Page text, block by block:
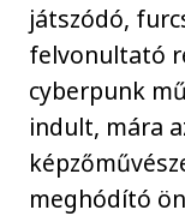
játszódó,
felvonultató
cyberpunk
indult, mára
meghódító